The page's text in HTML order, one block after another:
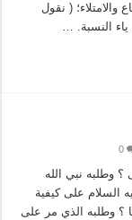
والامتلاء؛ ( نقول
النسبة. …
0
؟ وطلبه نبي الله
السلام على كيفية
؟ وطلبه الذي مر على